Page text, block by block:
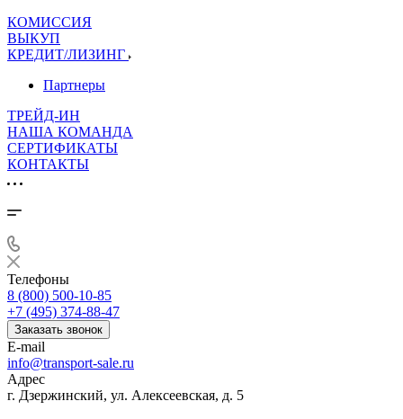
КОМИССИЯ
ВЫКУП
КРЕДИТ/ЛИЗИНГ
Партнеры
ТРЕЙД-ИН
НАША КОМАНДА
СЕРТИФИКАТЫ
КОНТАКТЫ
Телефоны
8 (800) 500-10-85
+7 (495) 374-88-47
Заказать звонок
E-mail
info@transport-sale.ru
Адрес
г. Дзержинский, ул. Алексеевская, д. 5